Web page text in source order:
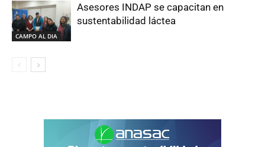
CAMPO AL DIA
Asesores INDAP se capacitan en
sustentabilidad láctea